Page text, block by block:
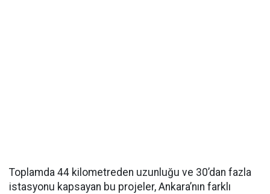
Toplamda 44 kilometreden uzunluğu ve 30’dan fazla
istasyonu kapsayan bu projeler, Ankara’nın farklı